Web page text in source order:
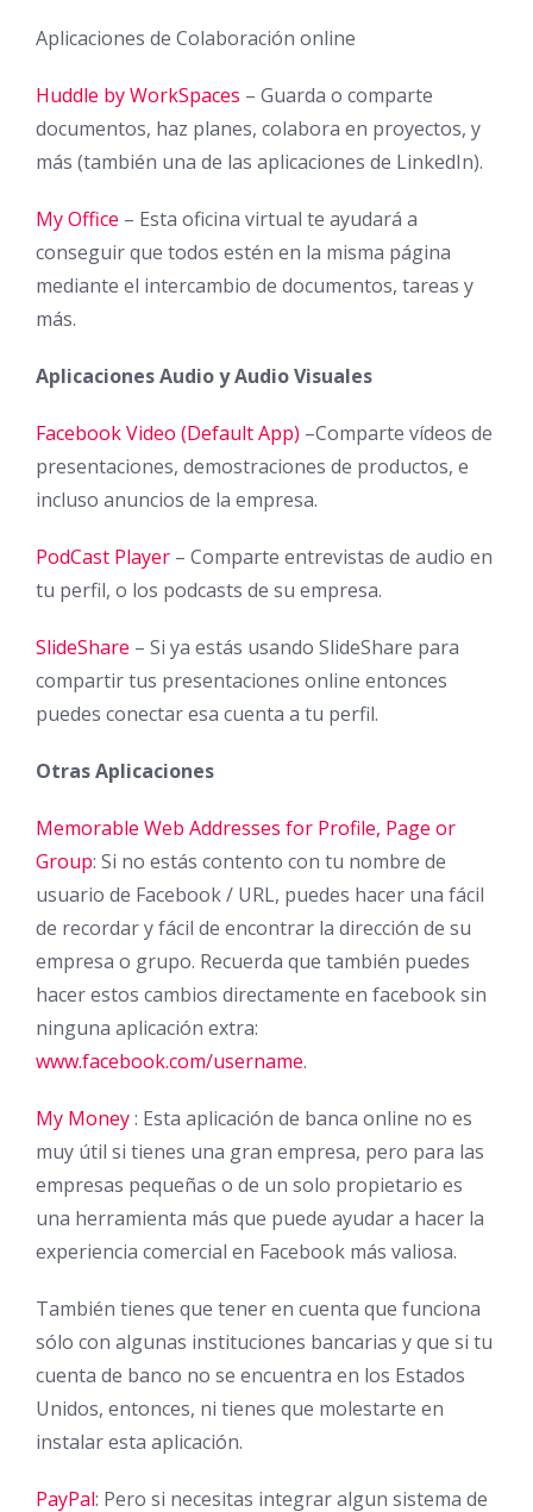
Aplicaciones de Colaboración online
Huddle by WorkSpaces – Guarda o comparte
documentos, haz planes, colabora en proyectos, y
más (también una de las aplicaciones de LinkedIn).
My Office – Esta oficina virtual te ayudará a
conseguir que todos estén en la misma página
mediante el intercambio de documentos, tareas y
más.
Aplicaciones Audio y Audio Visuales
Facebook Video (Default App) –Comparte vídeos de
presentaciones, demostraciones de productos, e
incluso anuncios de la empresa.
PodCast Player – Comparte entrevistas de audio en
tu perfil, o los podcasts de su empresa.
SlideShare – Si ya estás usando SlideShare para
compartir tus presentaciones online entonces
puedes conectar esa cuenta a tu perfil.
Otras Aplicaciones
Memorable Web Addresses for Profile, Page or
Group: Si no estás contento con tu nombre de
usuario de Facebook / URL, puedes hacer una fácil
de recordar y fácil de encontrar la dirección de su
empresa o grupo. Recuerda que también puedes
hacer estos cambios directamente en facebook sin
ninguna aplicación extra:
www.facebook.com/username.
My Money: Esta aplicación de banca online no es
muy útil si tienes una gran empresa, pero para las
empresas pequeñas o de un solo propietario es
una herramienta más que puede ayudar a hacer la
experiencia comercial en Facebook más valiosa.
También tienes que tener en cuenta que funciona
sólo con algunas instituciones bancarias y que si tu
cuenta de banco no se encuentra en los Estados
Unidos, entonces, ni tienes que molestarte en
instalar esta aplicación.
PayPal: Pero si necesitas integrar algun sistema de